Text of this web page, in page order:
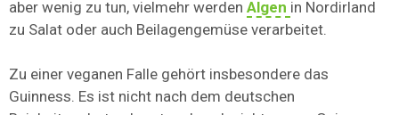
aber wenig zu tun, vielmehr werden Algen in Nordirland
zu Salat oder auch Beilagengemüse verarbeitet.
Zu einer veganen Falle gehört insbesondere das
Guinness. Es ist nicht nach dem deutschen